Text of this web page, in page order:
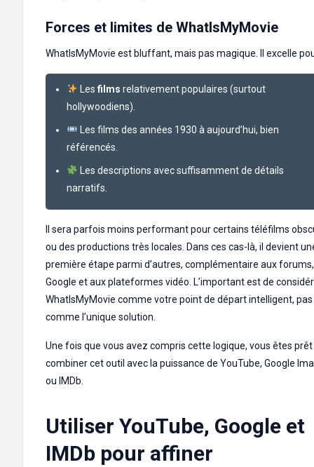
Forces et limites de WhatIsMyMovie
WhatIsMyMovie est bluffant, mais pas magique. Il excelle
Les films relativement populaires (surtout
hollywoodiens).
Les films des années 1930 à aujourd’hui, bien
référencés.
Les descriptions avec suffisamment de détails
narratifs.
Il sera parfois moins performant pour certains téléfilms
ou des productions très locales. Dans ces cas-là, il devient
première étape parmi d’autres, complémentaire aux
Google et aux plateformes vidéo. L’important est de
WhatIsMyMovie comme votre point de départ intelligent, pas
comme l’unique solution.
Une fois que vous avez compris cette logique, vous êtes prêt
combiner cet outil avec la puissance de YouTube, Google
ou IMDb.
Utiliser YouTube, Google et
IMDb pour affiner